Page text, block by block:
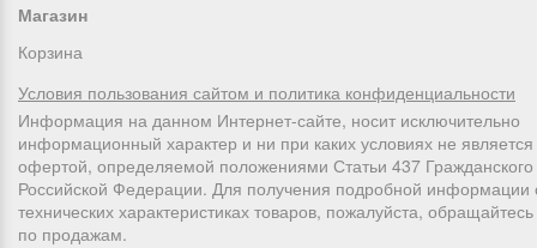
Магазин
Корзина
Условия пользования сайтом и политика конфиденциальности
Информация на данном Интернет-сайте, носит исключительно
информационный характер и ни при каких условиях не
офертой, определяемой положениями Статьи 437 Гражданского
Российской Федерации. Для получения подробной информации
технических характеристиках товаров, пожалуйста,
по продажам.